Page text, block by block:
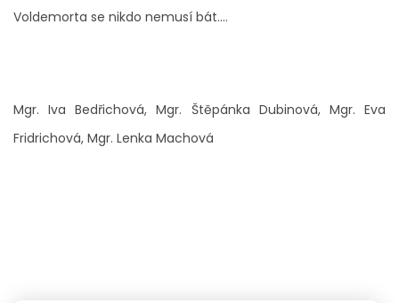
Voldemorta se nikdo nemusí bát....
Mgr. Iva Bedřichová, Mgr. Štěpánka Dubinová, Mgr. Eva
Fridrichová, Mgr. Lenka Machová